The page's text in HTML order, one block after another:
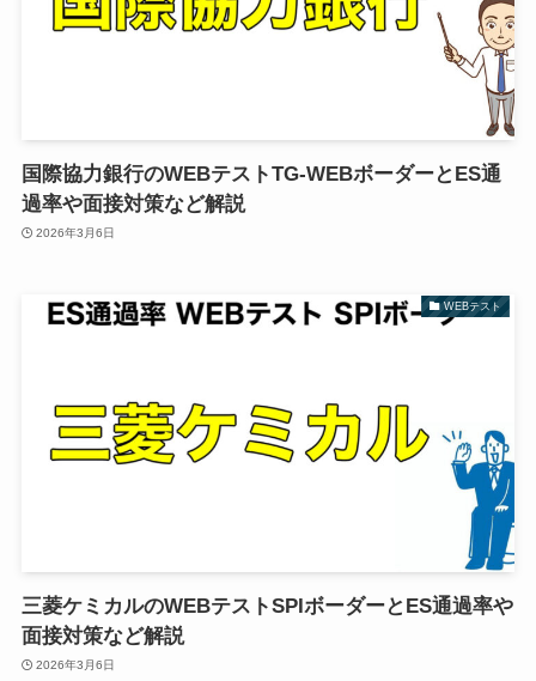
国際協力銀行のWEBテストTG-WEBボーダーとES通
過率や面接対策など解説
2026年3月6日
WEBテスト
三菱ケミカルのWEBテストSPIボーダーとES通過率や
面接対策など解説
2026年3月6日